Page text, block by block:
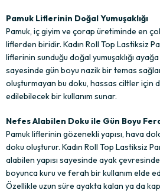
Pamuk Liflerinin Doğal Yumuşaklığı
Pamuk, iç giyim ve çorap üretiminde en
liflerden biridir. Kadın Roll Top Lastiksiz
liflerinin sunduğu doğal yumuşaklığı ayağa
sayesinde gün boyu nazik bir temas
oluşturmayan bu doku, hassas ciltler için
edilebilecek bir kullanım sunar.
Nefes Alabilen Doku ile Gün Boyu
Pamuk liflerinin gözenekli yapısı, hava
doku oluşturur. Kadın Roll Top Lastiksiz
alabilen yapısı sayesinde ayak
boyunca kuru ve ferah bir kullanım elde
Özellikle uzun süre ayakta kalan ya da